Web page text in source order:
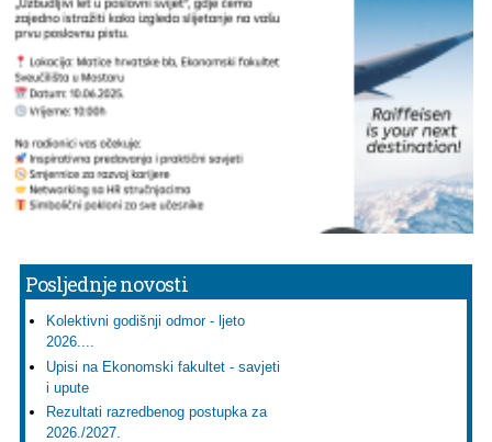
Posljednje novosti
Kolektivni godišnji odmor - ljeto
2026....
Upisi na Ekonomski fakultet - savjeti
i upute
Rezultati razredbenog postupka za
2026./2027.